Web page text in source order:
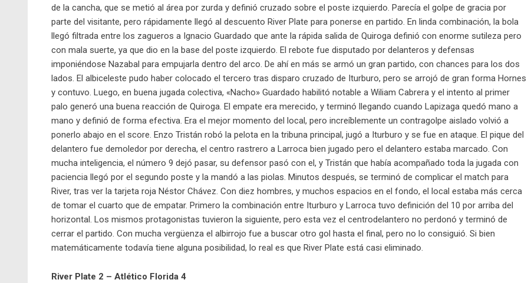
de la cancha, que se metió al área por zurda y definió cruzado sobre el poste izquierdo. Parecía el golpe de gracia por
parte del visitante, pero rápidamente llegó al descuento River Plate para ponerse en partido. En linda combinación, la bola
llegó filtrada entre los zagueros a Ignacio Guardado que ante la rápida salida de Quiroga definió con enorme sutileza pero
con mala suerte, ya que dio en la base del poste izquierdo. El rebote fue disputado por delanteros y defensas
imponiéndose Nazabal para empujarla dentro del arco. De ahí en más se armó un gran partido, con chances para los dos
lados. El albiceleste pudo haber colocado el tercero tras disparo cruzado de Iturburo, pero se arrojó de gran forma Hornes
y contuvo. Luego, en buena jugada colectiva, «Nacho» Guardado habilitó notable a Wiliam Cabrera y el intento al primer
palo generó una buena reacción de Quiroga. El empate era merecido, y terminó llegando cuando Lapizaga quedó mano a
mano y definió de forma efectiva. Era el mejor momento del local, pero increíblemente un contragolpe aislado volvió a
ponerlo abajo en el score. Enzo Tristán robó la pelota en la tribuna principal, jugó a Iturburo y se fue en ataque. El pique del
delantero fue demoledor por derecha, el centro rastrero a Larroca bien jugado pero el delantero estaba marcado. Con
mucha inteligencia, el número 9 dejó pasar, su defensor pasó con el, y Tristán que había acompañado toda la jugada con
paciencia llegó por el segundo poste y la mandó a las piolas. Minutos después, se terminó de complicar el match para
River, tras ver la tarjeta roja Néstor Chávez. Con diez hombres, y muchos espacios en el fondo, el local estaba más cerca
de tomar el cuarto que de empatar. Primero la combinación entre Iturburo y Larroca tuvo definición del 10 por arriba del
horizontal. Los mismos protagonistas tuvieron la siguiente, pero esta vez el centrodelantero no perdonó y terminó de
cerrar el partido. Con mucha vergüenza el albirrojo fue a buscar otro gol hasta el final, pero no lo consiguió. Si bien
matemáticamente todavía tiene alguna posibilidad, lo real es que River Plate está casi eliminado.
River Plate 2 – Atlético Florida 4